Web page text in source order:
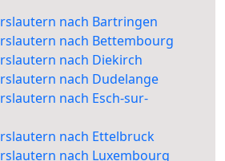
nach Bartringen
nach Bettembourg
nach Diekirch
nach Dudelange
nach Esch-sur-
nach Ettelbruck
nach Luxembourg